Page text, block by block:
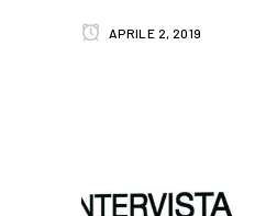
APRILE 2, 2019